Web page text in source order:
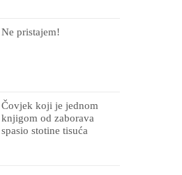
Ne pristajem!
Čovjek koji je jednom
knjigom od zaborava
spasio stotine tisuća